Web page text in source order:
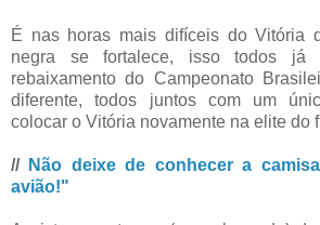
É nas horas mais difíceis do Vitória
negra se fortalece, isso todos
rebaixamento do Campeonato
diferente, todos juntos com um
colocar o Vitória novamente na elite do
// Não deixe de conhecer a
avião!"